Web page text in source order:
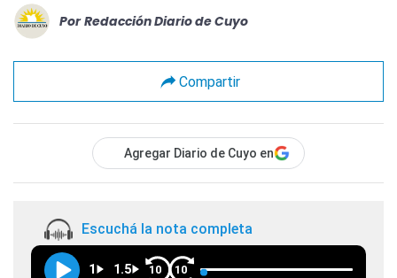
Por Redacción Diario de Cuyo
Compartir
Agregar Diario de Cuyo en
Escuchá la nota completa
1 1.5 10 10